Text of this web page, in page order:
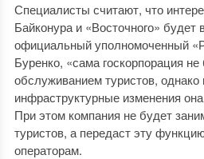
Специалисты считают, что
Байконура и «Восточного» будет
официальный уполномоченный
Буренко, «сама госкорпорация
обслуживанием туристов,
инфраструктурные изменения
При этом компания не будет
туристов, а передаст эту
операторам.